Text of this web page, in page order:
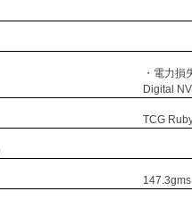
・電力
Digital
TCG
147.3gms